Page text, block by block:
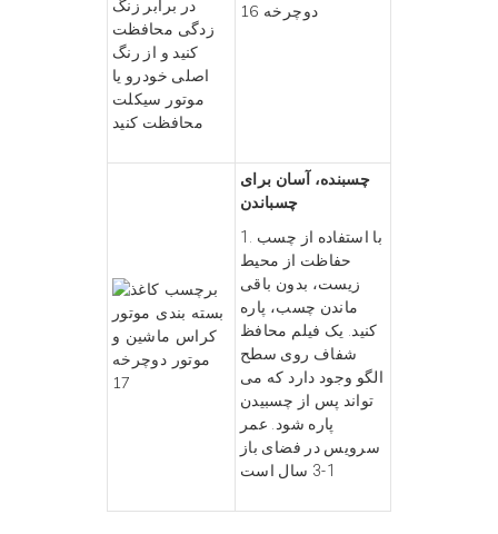
در برابر زنگ
زدگی محافظت
کنید و از رنگ
اصلی خودرو یا
موتور سیکلت
محافظت کنید
چسبنده، آسان برای
چسباندن
1. با استفاده از چسب
حفاظت از محیط
زیست، بدون باقی
ماندن چسب، پاره
کنید. یک فیلم محافظ
شفاف روی سطح
الگو وجود دارد که می
تواند پس از چسبیدن
پاره شود. عمر
سرویس در فضای باز
1-3 سال است